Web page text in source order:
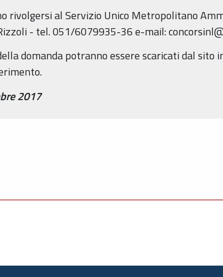
rivolgersi al Servizio Unico Metropolitano
- tel. 051/6079935-36 e-mail:
domanda potranno essere scaricati dal
2017